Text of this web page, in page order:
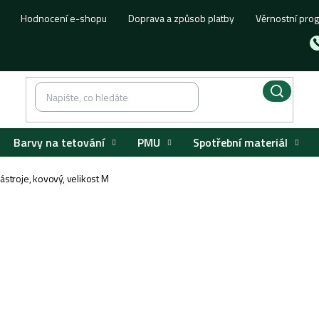
Hodnocení e-shopu Doprava a způsob platby Věrnostní
Barvy na tetování PMU Spotřební materiál
kovový, velikost M